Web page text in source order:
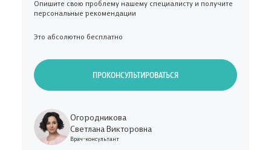
Опишите свою проблему нашему специалисту и получите
персональные рекомендации
Это абсолютно бесплатно
ПРОКОНСУЛЬТИРОВАТЬСЯ
Огородникова
Светлана Викторовна
Врач-консультант